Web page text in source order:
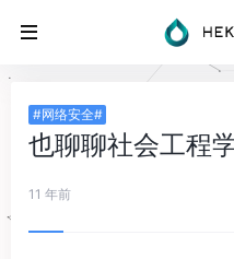
#网络安全#
也聊聊社会工程
11 年前